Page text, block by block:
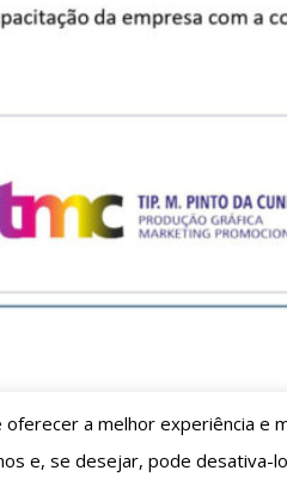
| Suporte: IDnet.pt
oferecer a melhor experiência e
e, se desejar, pode desativa-